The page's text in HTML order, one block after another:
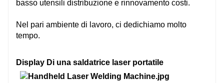
basso utensili distribuzione e rinnovamento costi.
Nel pari ambiente di lavoro, ci dedichiamo molto
tempo.
Display Di una saldatrice laser portatile